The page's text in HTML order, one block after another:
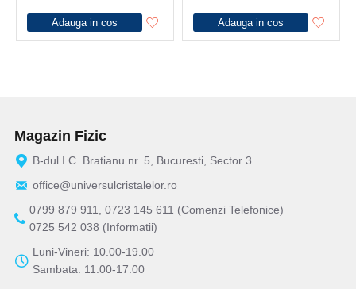
Adauga in cos Adauga in cos
Magazin Fizic
B-dul I.C. Bratianu nr. 5, Bucuresti, Sector 3
office@universulcristalelor.ro
0799 879 911, 0723 145 611 (Comenzi Telefonice)
0725 542 038 (Informatii)
Luni-Vineri: 10.00-19.00
Sambata: 11.00-17.00